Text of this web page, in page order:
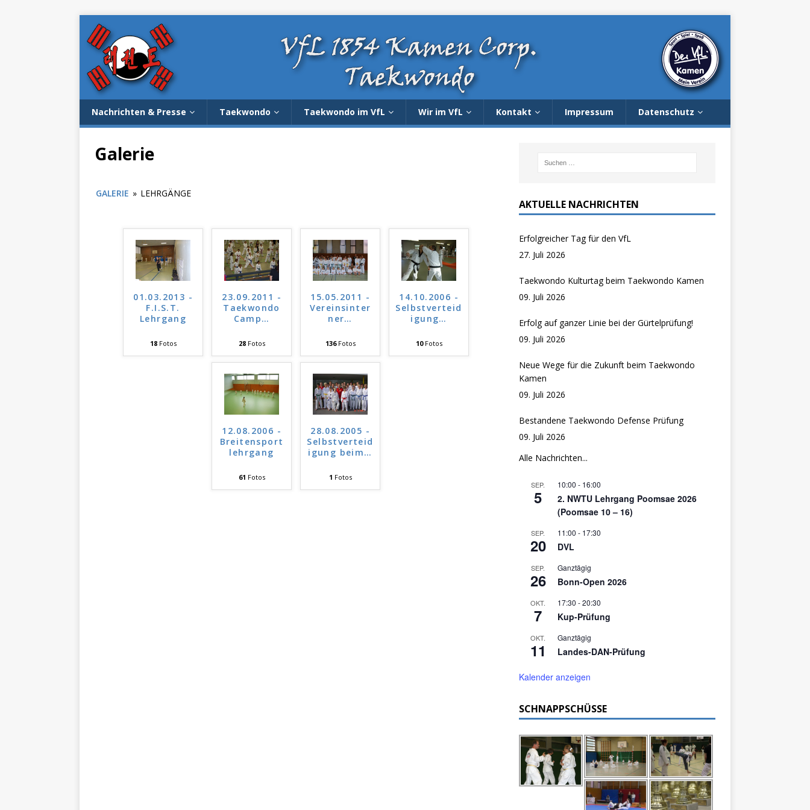
Nachrichten & Presse Taekwondo Taekwondo im VfL Wir im VfL Kontakt Impressum Datenschutz
Galerie
GALERIE » LEHRGÄNGE
01.03.2013 -
F.I.S.T.
Lehrgang
18Fotos
23.09.2011 -
Taekwondo
Camp…
28Fotos
15.05.2011 -
Vereinsinter
ner…
136Fotos
14.10.2006 -
Selbstverteid
igung…
10Fotos
12.08.2006 -
Breitensport
lehrgang
61 Fotos
28.08.2005 -
Selbstverteid
igung beim…
1 Fotos
AKTUELLE NACHRICHTEN
Erfolgreicher Tag für den VfL
27. Juli 2026
Taekwondo Kulturtag beim Taekwondo Kamen
09. Juli 2026
Erfolg auf ganzer Linie bei der Gürtelprüfung!
09. Juli 2026
Neue Wege für die Zukunft beim Taekwondo
Kamen
09. Juli 2026
Bestandene Taekwondo Defense Prüfung
09. Juli 2026
Alle Nachrichten...
SEP.
5
10:00 - 16:00
2. NWTU Lehrgang Poomsae 2026
(Poomsae 10 – 16)
SEP.
20
11:00 - 17:30
DVL
SEP.
26
Ganztägig
Bonn-Open 2026
OKT.
7
17:30 -20:30
Kup-Prüfung
OKT.
11
Ganztägig
Landes-DAN-Prüfung
Kalender anzeigen
SCHNAPPSCHÜSSE